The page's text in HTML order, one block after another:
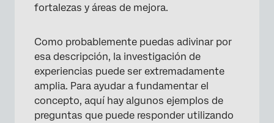
fortalezas y áreas de mejora.
Como probablemente puedas adivinar por
esa descripción, la investigación de
experiencias puede ser extremadamente
amplia. Para ayudar a fundamentar el
concepto, aquí hay algunos ejemplos de
preguntas que puede responder utilizando